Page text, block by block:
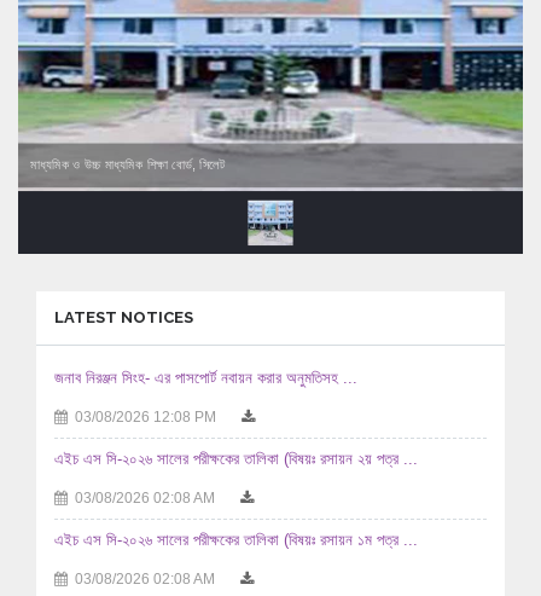
মাধ্যমিক ও উচ্চ মাধ্যমিক শিক্ষা বোর্ড, সিলেট
LATEST NOTICES
জনাব নিরঞ্জন সিংহ- এর পাসপোর্ট নবায়ন করার অনুমতিসহ ...
03/08/2026 12:08 PM
এইচ এস সি-২০২৬ সালের পরীক্ষকের তালিকা (বিষয়ঃ রসায়ন ২য় পত্র ...
03/08/2026 02:08 AM
এইচ এস সি-২০২৬ সালের পরীক্ষকের তালিকা (বিষয়ঃ রসায়ন ১ম পত্র ...
03/08/2026 02:08 AM